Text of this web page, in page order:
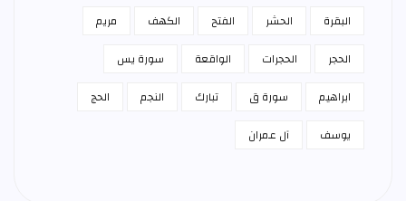
البقرة الحشر الفتح الكهف
مريم
الحجر
الحجرات الواقعة
سورة يس
ابراهيم
سورة ق تبارك النجم
الحج
يوسف
آل عمران